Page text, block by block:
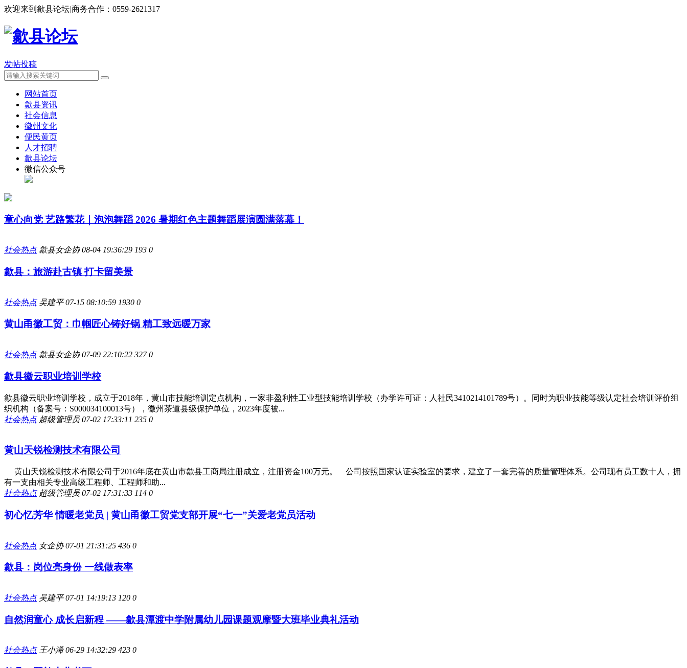
欢迎来到歙县论坛|商务合作： 0559-2621317
发帖投稿
网站首页
歙县资讯
社会信息
徽州文化
便民黄页
人才招聘
歙县论坛
微信公众号
童心向党 艺路繁花｜泡泡舞蹈 2026 暑期红色主题舞蹈展演圆满落幕！
社会热点 歙县女企协 08-04 19:36:29 193 0
歙县：旅游赴古镇 打卡留美景
社会热点 吴建平 07-15 08:10:59 1930 0
黄山甬徽工贸：巾帼匠心铸好锅 精工致远暖万家
社会热点 歙县女企协 07-09 22:10:22 327 0
歙县徽云职业培训学校
歙县徽云职业培训学校，成立于2018年，黄山市技能培训定点机构，一家非盈利性工业型技能培训学校（办学许可证：人社民3410214101789号）。同时为职业技能等级认定社会培训评价组
织机构（备案号：S000034100013号），徽州茶道县级保护单位，2023年度被...
社会热点 超级管理员 07-02 17:33:11 235 0
黄山天锐检测技术有限公司
黄山天锐检测技术有限公司于2016年底在黄山市歙县工商局注册成立，注册资金100万元。 公司按照国家认证实验室的要求，建立了一套完善的质量管理体系。公司现有员工数十人，拥
有一支由相关专业高级工程师、工程师和助...
社会热点 超级管理员 07-02 17:31:33 114 0
初心忆芳华 情暖老党员 | 黄山甬徽工贸党支部开展“七一”关爱老党员活动
社会热点 女企协 07-01 21:31:25 436 0
歙县：岗位亮身份 一线做表率
社会热点 吴建平 07-01 14:19:13 120 0
自然润童心 成长启新程 ——歙县潭渡中学附属幼儿园课题观摩暨大班毕业典礼活动
社会热点 王小浠 06-29 14:32:29 423 0